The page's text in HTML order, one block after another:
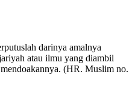
darinya amalnya
atau ilmu yang diambil
(HR. Muslim no.